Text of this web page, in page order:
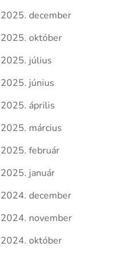
2025. december
2025. október
2025. július
2025. június
2025. április
2025. március
2025. február
2025. január
2024. december
2024. november
2024. október